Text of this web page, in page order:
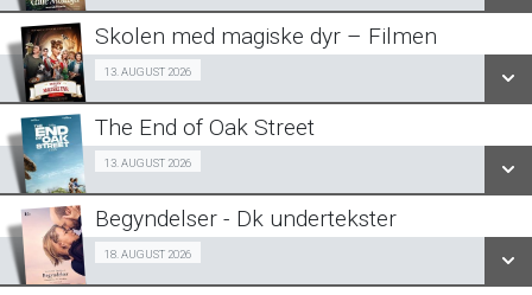
LÆS MERE
SE ALLE DAGE
LÆS MERE
Skolen med magiske dyr – Filmen
13. AUGUST 2026Billig-Bio premiere 13/08
SE ALLE DAGE
LÆS MERE
The End of Oak Street
13. AUGUST 2026
SE ALLE DAGE
Begyndelser - Dk undertekster
18. AUGUST 2026Halv-pris event 18/08